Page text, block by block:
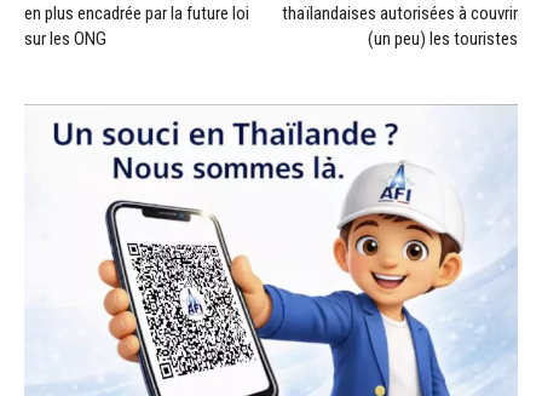
en plus encadrée par la future loi
sur les ONG
thaïlandaises autorisées à couvrir
(un peu) les touristes